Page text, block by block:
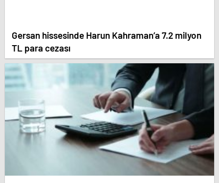
Gersan hissesinde Harun Kahraman’a 7.2 milyon
TL para cezası